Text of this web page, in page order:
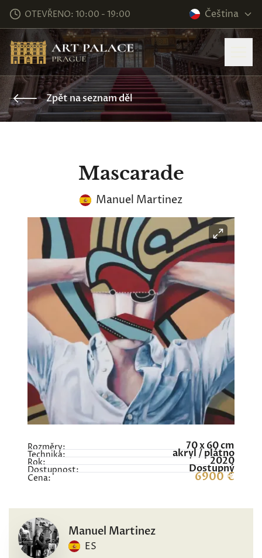
OTEVŘENO: 10:00 - 19:00 Čeština
Zpět na seznam děl
Mascarade
Manuel Martinez
Rozměry: 70 x 60 cm
Technika: akryl / plátno
Rok: 2020
Dostupnost: Dostupný
Cena: 6900 €
Manuel Martinez
ES